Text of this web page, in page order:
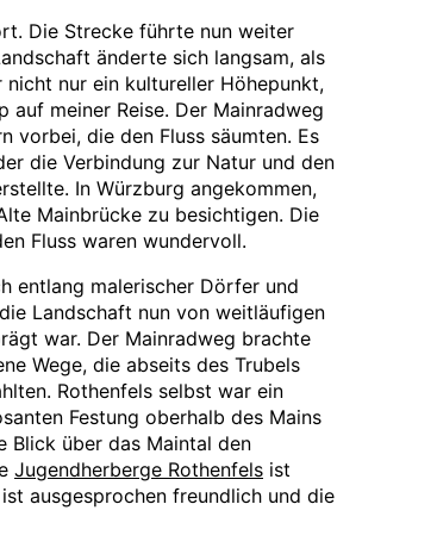
Die Strecke führte nun weiter
änderte sich langsam, als
nur ein kultureller Höhepunkt,
meiner Reise. Der Mainradweg
vorbei, die den Fluss säumten. Es
die Verbindung zur Natur und den
In Würzburg angekommen,
Mainbrücke zu besichtigen. Die
Fluss waren wundervoll.
entlang malerischer Dörfer und
Landschaft nun von weitläufigen
war. Der Mainradweg brachte
Wege, die abseits des Trubels
Rothenfels selbst war ein
Festung oberhalb des Mains
Blick über das Maintal den
Jugendherberge Rothenfels ist
ausgesprochen freundlich und die